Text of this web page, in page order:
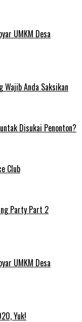
UMKM Desa
Wajib Anda Saksikan
Disukai Penonton?
Club
Party Part 2
UMKM Desa
Yuk!